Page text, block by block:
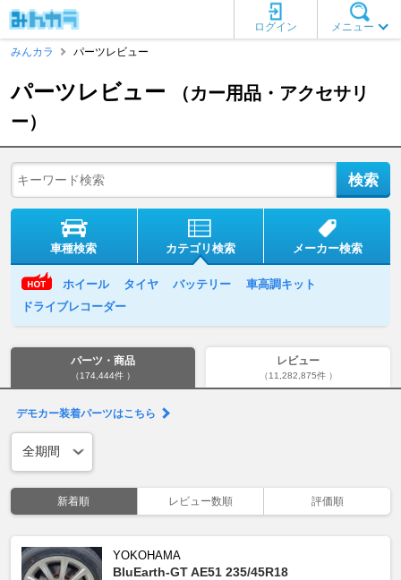
メニュー
ログイン
みんカラ
パーツレビュー
パーツレビュー
（カー用品・アクセサリ
ー）
車種検索 カテゴリ検索 メーカー検索
ホイール タイヤ バッテリー
車高調キット
ドライブレコーダー
パーツ・商品
（174,444件 ）
レビュー
（11,282,875件 ）
デモカー装着パーツはこちら
新着順 レビュー数順 評価順
YOKOHAMA
BluEarth-GT AE51 235/45R18